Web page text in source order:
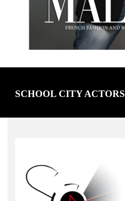
SCHOOL CITY ACTORS